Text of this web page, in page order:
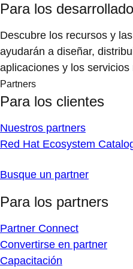
Para los
Descubre los recursos y
ayudarán a diseñar,
aplicaciones y los
Partners
Para los clientes
Nuestros partners
Red Hat Ecosystem
Busque un partner
Para los partners
Partner Connect
Convertirse en partner
Capacitación